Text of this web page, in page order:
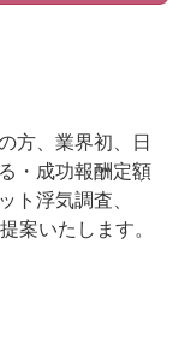
方、業界初、日
・成功報酬定額
ト浮気調査、
案いたします。